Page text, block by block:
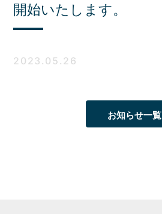
開始いたします。
2023.05.26
お知らせ一覧